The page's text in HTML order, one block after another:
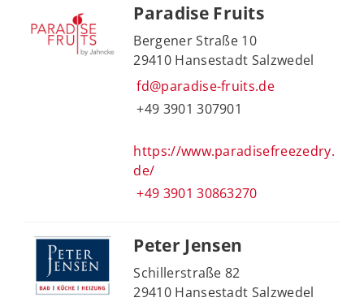
Paradise Fruits
Bergener Straße 10
29410 Hansestadt Salzwedel
fd@paradise-fruits.de
+49 3901 307901
https://www.paradisefreezedry.
de/
+49 3901 30863270
Peter Jensen
Schillerstraße 82
29410 Hansestadt Salzwedel